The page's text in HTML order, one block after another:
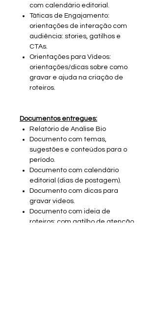
com calendário editorial.
Táticas de Engajamento:
orientações de interação com
audiência: stories, gatilhos e
CTAs.
Orientações para Vídeos:
orientações/dicas sobre como
gravar e ajuda na criação de
roteiros.
Documentos entregues:
Relatório de Análise Bio
Documento com temas,
sugestões e conteúdos para o
período.
Documento com calendário
editorial (dias de postagem).
Documento com dicas para
gravar videos.
Documento com ideia de
roteiros: com gatilho de atenção